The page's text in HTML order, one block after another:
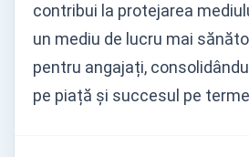
contribui la protejarea
un mediu de lucru mai
pentru angajați,
pe piață și succesul pe